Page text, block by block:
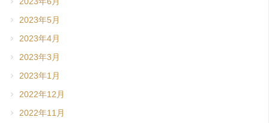
2023年5月
2023年4月
2023年3月
2023年1月
2022年12月
2022年11月